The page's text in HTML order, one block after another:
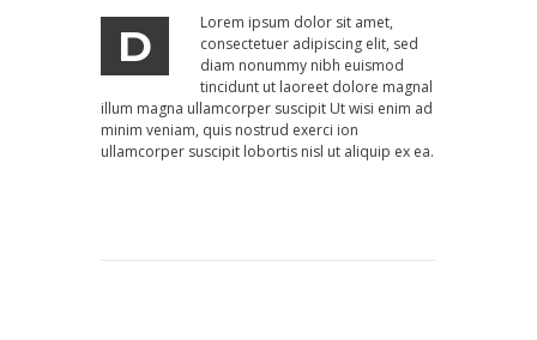
D
Lorem ipsum dolor sit amet,
consectetuer adipiscing elit, sed
diam nonummy nibh euismod
tincidunt ut laoreet dolore magnal
illum magna ullamcorper suscipit Ut wisi enim ad
minim veniam, quis nostrud exerci ion
ullamcorper suscipit lobortis nisl ut aliquip ex ea.